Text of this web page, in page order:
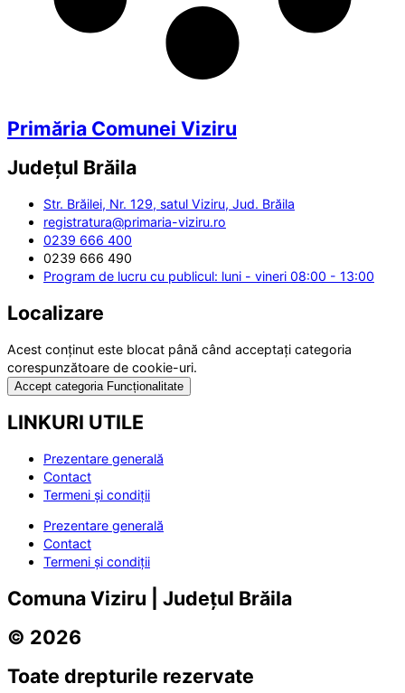
Primăria Comunei Viziru
Județul Brăila
Str. Brăilei, Nr. 129, satul Viziru, Jud. Brăila
registratura@primaria-viziru.ro
0239 666 400
0239 666 490
Program de lucru cu publicul: luni - vineri 08:00 - 13:00
Localizare
Acest conținut este blocat până când acceptați categoria
corespunzătoare de cookie-uri.
Accept categoria Funcționalitate
LINKURI UTILE
Prezentare generală
Contact
Termeni și condiții
Prezentare generală
Contact
Termeni și condiții
Comuna Viziru | Județul Brăila
© 2026
Toate drepturile rezervate